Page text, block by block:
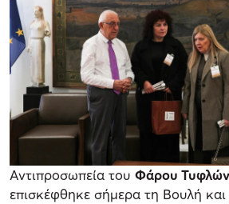
Αντιπροσωπεία του Φάρου
επισκέφθηκε σήμερα τη Βουλή